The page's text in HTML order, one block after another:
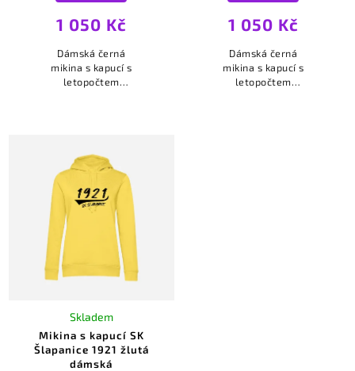
1 050 Kč
Dámská černá
mikina s kapucí s
letopočtem
v bílé barvě.
1 050 Kč
Dámská černá
mikina s kapucí s
letopočtem
Mikina s kapucí SK
Šlapanice 1921 žlutá
dámská
Skladem